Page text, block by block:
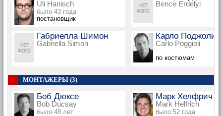
Uli Hanisch
было 43 года
постановщик
Bence Erdelyi
Габриелла Шимон
Gabriella Simon
Карло Поджоли
Carlo Poggioli
по костюмам
МОНТАЖЕРЫ (3)
Боб Дюксе
Bob Ducsay
было 48 лет
Марк Хелфрич
Mark Helfrich
было 52 года